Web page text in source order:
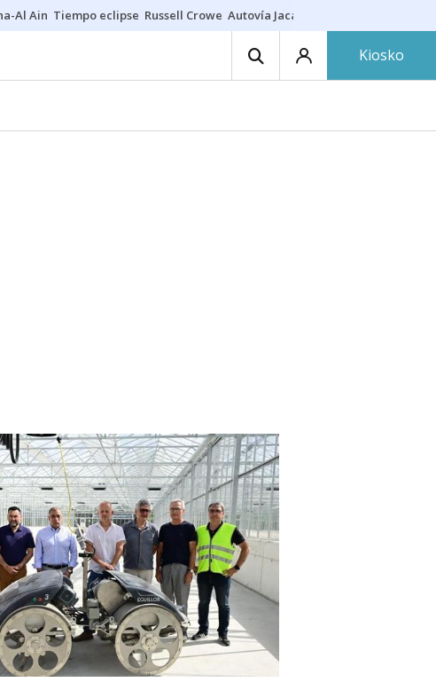
Al Ain Tiempo eclipse Russell Crowe Autovía Jaca
Kiosko